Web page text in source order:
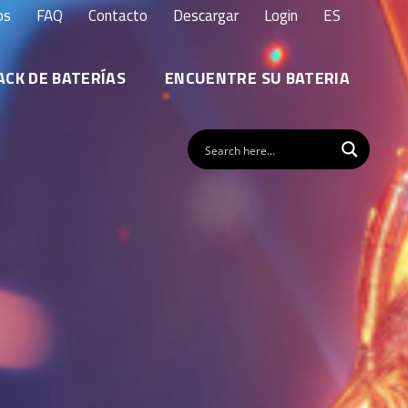
FAQ Contacto Descargar Login ES
DE BATERÍAS ENCUENTRE SU BATERIA